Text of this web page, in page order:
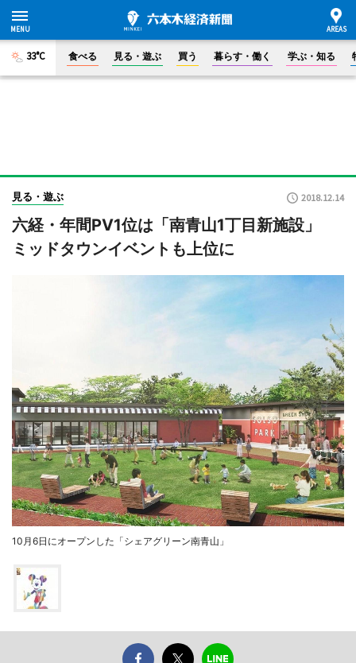
33°C 食べる 見る・遊ぶ 買う 暮らす・働く 学ぶ・知る
見る・遊ぶ 2018.12.14
六経・年間PV1位は「南青山1丁目新施設」
ミッドタウンイベントも上位に
10月6日にオープンした「シェアグリーン南青山」